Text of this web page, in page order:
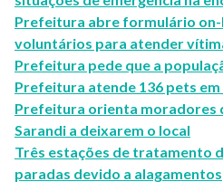
Prefeitura abre formulário
voluntários para atender
Prefeitura pede que a
Prefeitura atende 136 pets
Prefeitura orienta moradores
Sarandi a deixarem o local
Três estações de tratamento
paradas devido a alagamentos